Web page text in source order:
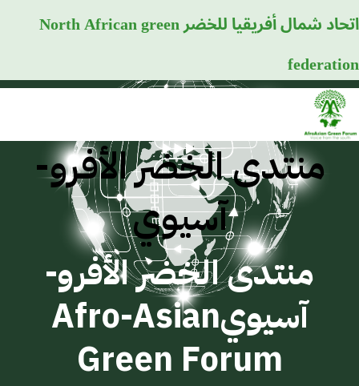
اتحاد شمال أفريقيا للخضرNorth African green
federation
منتدى الخضر الأفرو-
آسيوي
منتدى الخضر الأفرو-
آسيويAfro-Asian
Green Forum